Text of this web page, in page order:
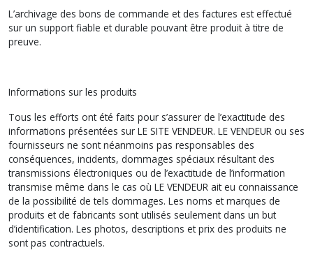
L’archivage des bons de commande et des factures est effectué
sur un support fiable et durable pouvant être produit à titre de
preuve.
Informations sur les produits
Tous les efforts ont été faits pour s’assurer de l’exactitude des
informations présentées sur LE SITE VENDEUR. LE VENDEUR ou ses
fournisseurs ne sont néanmoins pas responsables des
conséquences, incidents, dommages spéciaux résultant des
transmissions électroniques ou de l’exactitude de l’information
transmise même dans le cas où LE VENDEUR ait eu connaissance
de la possibilité de tels dommages. Les noms et marques de
produits et de fabricants sont utilisés seulement dans un but
d’identification. Les photos, descriptions et prix des produits ne
sont pas contractuels.